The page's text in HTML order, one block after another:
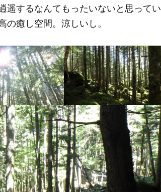
遥するなんてもったいないと思ってい
癒し空間。涼しいし。